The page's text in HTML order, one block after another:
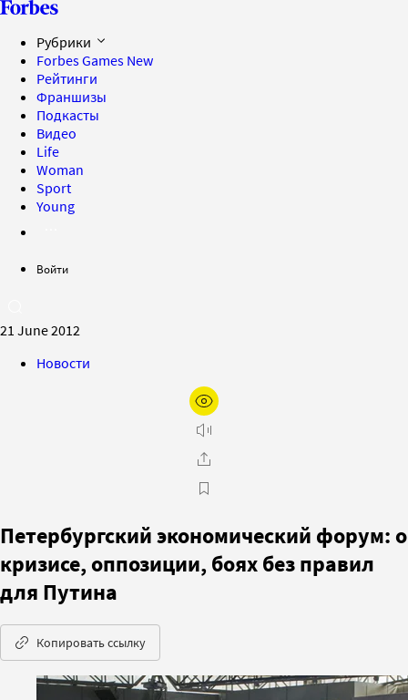
Рубрики
Forbes Games New
Рейтинги
Франшизы
Подкасты
Видео
Life
Woman
Sport
Young
Войти
21 June 2012
Новости
Петербургский экономический форум: о
кризисе, оппозиции, боях без правил
для Путина
Копировать ссылку